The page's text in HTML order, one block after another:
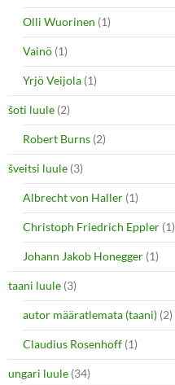
Olli Wuorinen (1)
Vainö (1)
Yrjö Veijola (1)
šoti luule (2)
Robert Burns (2)
šveitsi luule (3)
Albrecht von Haller (1)
Christoph Friedrich Eppler (1)
Johann Jakob Honegger (1)
taani luule (3)
autor määratlemata (taani) (2)
Claudius Rosenhoff (1)
ungari luule (34)